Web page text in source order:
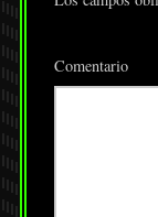
Comentario